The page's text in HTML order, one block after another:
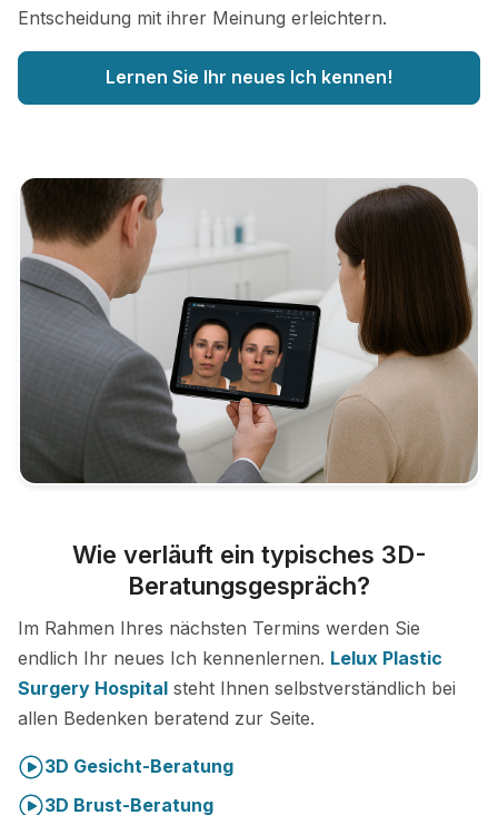
Entscheidung mit ihrer Meinung erleichtern.
Lernen Sie Ihr neues Ich kennen!
Wie verläuft ein typisches 3D-
Beratungsgespräch?
Im Rahmen Ihres nächsten Termins werden Sie
endlich Ihr neues Ich kennenlernen. Lelux Plastic
Surgery Hospital steht Ihnen selbstverständlich bei
allen Bedenken beratend zur Seite.
3D Gesicht-Beratung
3D Brust-Beratung